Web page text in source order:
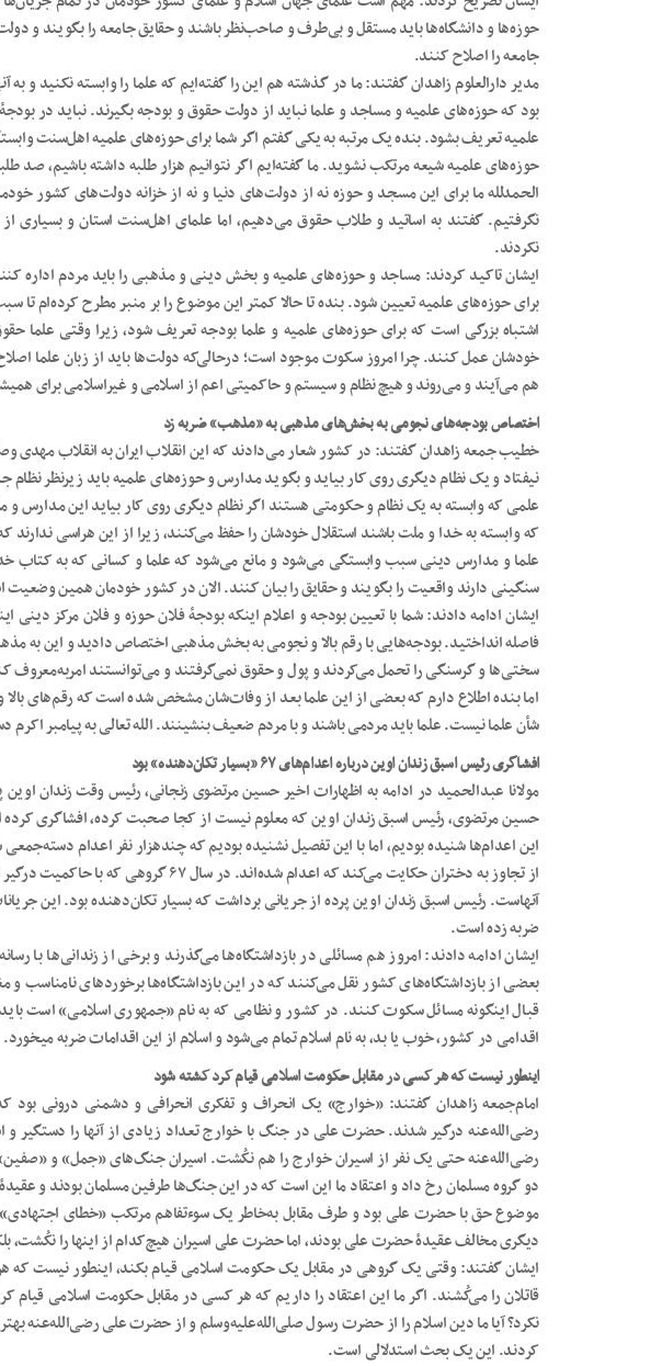
حوزه‌ها و دانشگاه‌ها باید مستقل و بی‌طرف و صاحب‌نظر باشند و حقایق جامعه را بگویند و
جامعه را اصلاح کنند.
مدیر دارالعلوم زاهدان گفتند: ما در گذشته هم این را گفته‌ایم که علما را وابسته نکنید و
بود که حوزه‌های علمیه و مساجد و علما نباید از دولت حقوق و بودجه بگیرند. نباید در
علمیه تعریف بشود. بنده یک مرتبه به یکی گفتم اگر شما برای حوزه‌های علمیه اهل‌سنت
حوزه‌های علمیه شیعه مرتکب نشوید. ما گفته‌ایم اگر نتوانیم هزار طلبه داشته باشیم، صد
الحمدلله ما برای این مسجد و حوزه نه از دولت‌های دنیا و نه از خزانه دولت‌های کشور
نگرفتیم. گفتند به اساتید و طلاب حقوق می‌دهیم، اما علمای اهل‌سنت استان و بسیاری
نکردند.
ایشان تاکید کردند: مساجد و حوزه‌های علمیه و بخش دینی و مذهبی را باید مردم اداره
برای حوزه‌های علمیه تعیین شود. بنده تا حالا کمتر این موضوع را بر منبر مطرح کرده‌ام
اشتباه بزرگی است که برای حوزه‌های علمیه و علما بودجه تعریف شود، زیرا وقتی علما
خودشان عمل کنند. چرا امروز سکوت موجود است؛ درحالی‌که دولت‌ها باید از زبان علما
هم می‌آیند و می‌روند و هیچ نظام و سیستم و حاکمیتی اعم از اسلامی و غیراسلامی برای
اختصاص بودجه‌های نجومی به بخش‌های مذهبی به «مذهب» ضربه زد
خطیب جمعه زاهدان گفتند: در کشور شعار می‌دادند که این انقلاب ایران به انقلاب مهدی
نیفتاد و یک نظام دیگری روی کار بیاید و بگوید مدارس و حوزه‌های علمیه باید زیرنظر
علمی که وابسته به یک نظام و حکومتی هستند اگر نظام دیگری روی کار بیاید این مدارس و
که وابسته به خدا و ملت باشند استقلال خودشان را حفظ می‌کنند، زیرا از این هراسی
علما و مدارس دینی سبب وابستگی می‌شود و مانع می‌شود که علما و کسانی که به کتاب
سنگینی دارند واقعیت را بگویند و حقایق را بیان کنند. الان در کشور خودمان همین
ایشان ادامه دادند: شما با تعیین بودجه و اعلام اینکه بودجۀ فلان حوزه و فلان مرکز
فاصله انداختید. بودجه‌هایی با رقم بالا و نجومی به بخش مذهبی اختصاص دادید و این به
سختی‌ها و گرسنگی را تحمل می‌کردند و پول و حقوق نمی‌گرفتند و می‌توانستند امربه‌معروف
اما بنده اطلاع دارم که بعضی از این علما بعد از وفات‌شان مشخص شده است که رقم‌های
شأن علما نیست. علما باید مردمی باشند و با مردم ضعیف بنشینند. الله تعالی به پیامبر
افشاگری رئیس اسبق زندان اوین درباره اعدام‌های ۶۷ «بسیار تکان‌دهنده» بود
این اعدام‌ها شنیده بودیم، اما با این تفصیل نشنیده بودیم که چندهزار نفر اعدام
از تجاوز به دختران حکایت می‌کند که اعدام
آنهاست. رئیس اسبق زندان اوین پرده از جریانی برداشت که بسیار تکان‌دهنده بود. این
ضربه زده است.
ایشان ادامه دادند: امروز هم مسائلی در بازداشتگاه‌ها می‌گذرند و برخی از زندانی‌ها با
بعضی از بازداشتگاه‌های کشور نقل می‌کنند که در این بازداشتگاه‌ها برخوردهای نامناسب و
قبال اینگونه مسائل سکوت کنند. در کشور و نظامی که به نام «جمهوری اسلامی» است
اقدامی در کشور، خوب یا بد، به نام اسلام تمام می‌شود و اسلام از این اقدامات ضربه می‎خورد.
اینطور نیست که هر کسی در مقابل حکومت اسلامی قیام کرد کشته شود
امام‌جمعه زاهدان گفتند: «خوارج» یک انحراف و تفکری انحرافی و دشمنی درونی بود
رضی‌الله‌عنه درگیر شدند. حضرت علی در جنگ با خوارج تعداد زیادی از آنها را دستگیر
رضی‌الله‌عنه حتی یک نفر از اسیران خوارج را هم نکُشت. اسیران جنگ‌های «جمل» و
دو گروه مسلمان رخ داد و اعتقاد ما این است که در این جنگ‌ها طرفین مسلمان بودند و
موضوع حق با حضرت علی بود و طرف مقابل به‌خاطر یک سوءتفاهم مرتکب «خطای
دیگری مخالف عقیدۀ حضرت علی بودند، اما حضرت علی اسیران هیچ‌کدام از اینها را نکُشت،
ایشان گفتند: وقتی یک گروهی در مقابل یک حکومت اسلامی قیام بکند، اینطور نیست که
قاتلان را می‌کُشند. اگر ما این اعتقاد را داریم که هر کسی در مقابل حکومت اسلامی
نکرد؟ آیا ما دین اسلام را از حضرت رسول صلی‌الله‌علیه‌وسلم و از حضرت علی رضی‌الله‌عنه
کردند. این یک بحث استدلالی است.